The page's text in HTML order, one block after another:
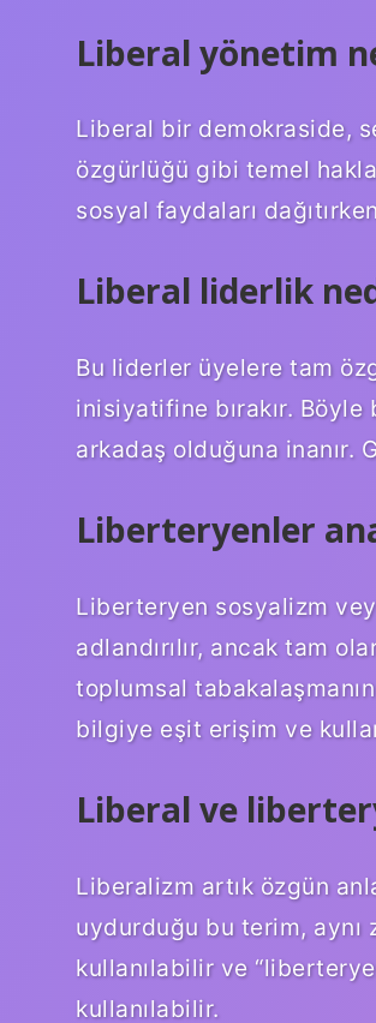
Liberal yönetim
Liberal bir demokraside,
özgürlüğü gibi temel
sosyal faydaları
Liberal liderlik
Bu liderler üyelere tam
inisiyatifine bırakır.
arkadaş olduğuna inanır.
Liberteryenler
Liberteryen sosyalizm
adlandırılır, ancak tam
toplumsal
bilgiye eşit erişim ve
Liberal ve
Liberalizm artık özgün
uydurduğu bu terim, aynı
kullanılabilir ve
kullanılabilir.